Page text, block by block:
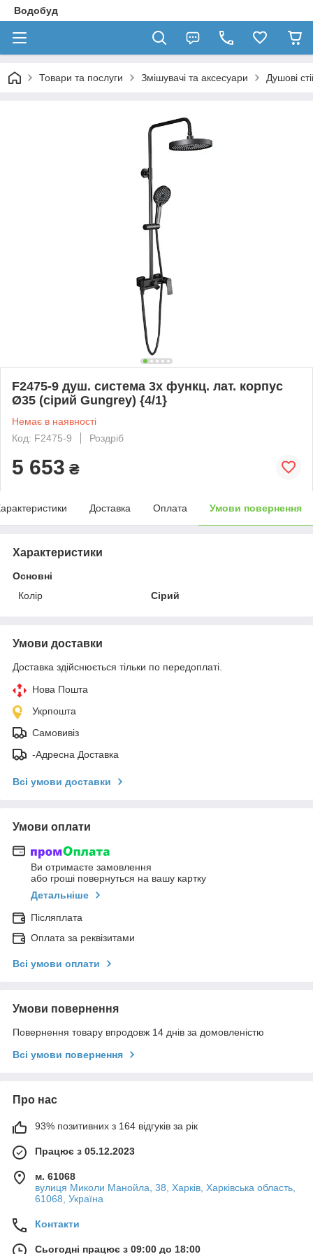
Водобуд
Товари та послуги Змішувачі та аксесуари Душові
F2475-9 душ. система 3х функц. лат. корпус
Ø35 (сірий Gungrey) {4/1}
Немає в наявності
Код: F2475-9
Роздріб
5 653 ₴
Доставка Оплата Умови повернення
Характеристики
Основні
Колір
Сірий
Умови доставки
Доставка здійснюється тільки по передоплаті.
Нова Пошта
Укрпошта
Самовивіз
-Адресна Доставка
Всі умови доставки
Умови оплати
Ви отримаєте замовлення
або гроші повернуться на вашу картку
Детальніше
Післяплата
Оплата за реквізитами
Всі умови оплати
Умови повернення
Повернення товару впродовж 14 днів за домовленістю
Всі умови повернення
Про нас
93% позитивних з 164 відгуків за рік
Працює з 05.12.2023
м. 61068
вулиця Миколи Манойла, 38, Харків, Харківська область,
61068, Україна
Контакти
Сьогодні працює з 09:00 до 18:00